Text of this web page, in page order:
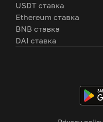
USDT ставка
Ethereum ставка
BNB ставка
DAI ставка